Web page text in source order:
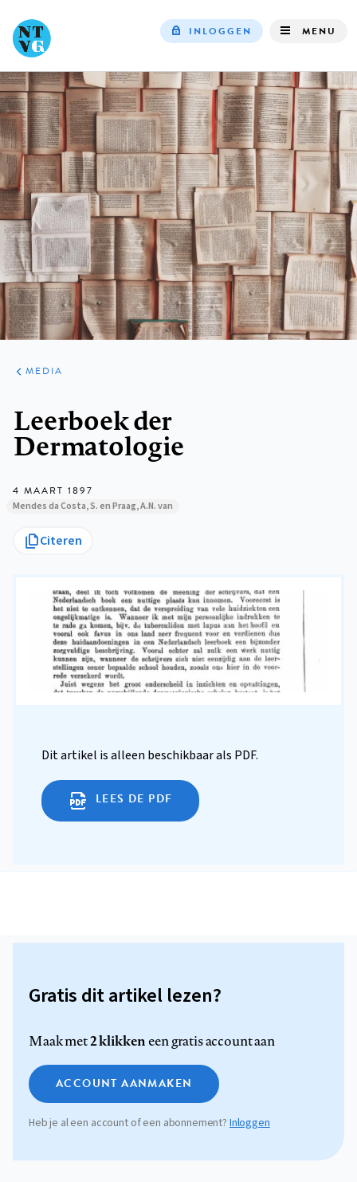
navigation
INLOGGEN MENU
ARTIKELEN
VARIA
MEDIA
Leerboek der
Dermatologie
4 MAART 1897
Mendes da Costa, S. en Praag, A.N. van
Citeren
Dit artikel is alleen beschikbaar als PDF.
LEES DE PDF
Gratis dit artikel lezen?
Maak met2 klikkeneen gratis account aan
ACCOUNT AANMAKEN
Heb je al een account of een abonnement? Inloggen